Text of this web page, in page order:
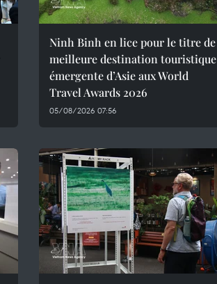
Ninh Binh en lice pour le titre de
meilleure destination touristique
émergente d’Asie aux World
Travel Awards 2026
05/08/2026 07:56